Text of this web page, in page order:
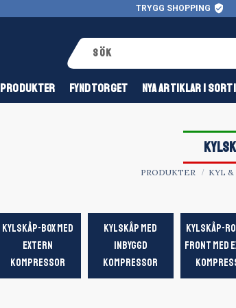
TRYGG SHOPPING verified_user
PRODUKTER FYNDTORGET NYA ARTIKLAR I
PRODUKTER KYL &
KYLSKÅP-BOX MED
EXTERN
KOMPRESSOR
KYLSKÅP MED
INBYGGD
KOMPRESSOR
KYLSKÅP-
FRONT MED